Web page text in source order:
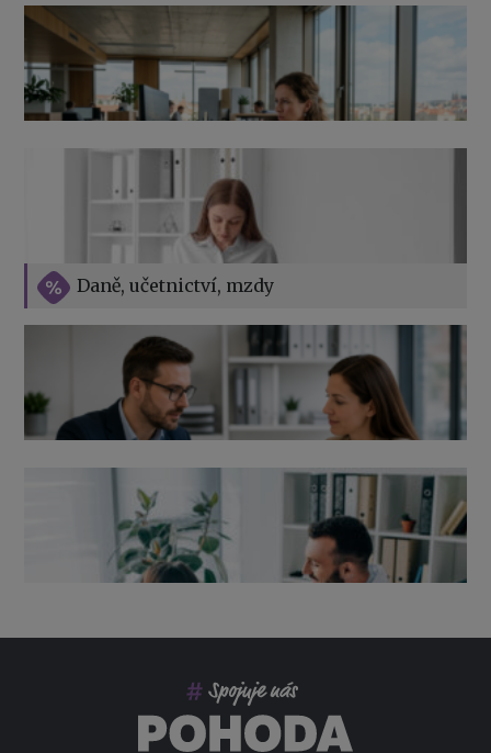
Daně, učetnictví, mzdy
Vše o překážkách v práci na straně zaměstnavatele
Výpověď ze zdravotních důvodů 2026 – průvodce pro
zaměstnavatele
Jak na podnikání při rodičovské dovolené
Přehledy pro OSSZ a zdravotní pojišťovny – jak na ně
v roce 2026